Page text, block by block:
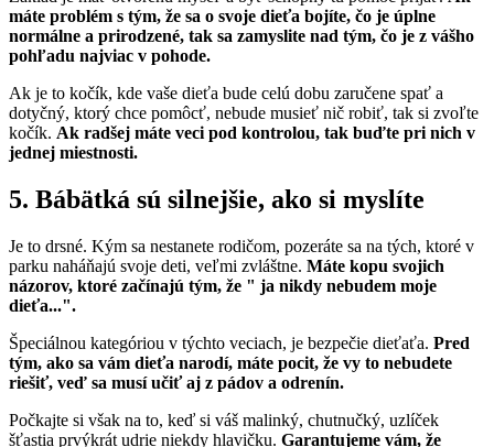
máte problém s tým, že sa o svoje dieťa bojíte, čo je úplne
normálne a prirodzené, tak sa zamyslite nad tým, čo je z vášho
pohľadu najviac v pohode.
Ak je to kočík, kde vaše dieťa bude celú dobu zaručene spať a
dotyčný, ktorý chce pomôcť, nebude musieť nič robiť, tak si zvoľte
kočík. Ak radšej máte veci pod kontrolou, tak buďte pri nich v
jednej miestnosti.
5. Bábätká sú silnejšie, ako si myslíte
Je to drsné. Kým sa nestanete rodičom, pozeráte sa na tých, ktoré v
parku naháňajú svoje deti, veľmi zvláštne. Máte kopu svojich
názorov, ktoré začínajú tým, že " ja nikdy nebudem moje
dieťa...".
Špeciálnou kategóriou v týchto veciach, je bezpečie dieťaťa. Pred
tým, ako sa vám dieťa narodí, máte pocit, že vy to nebudete
riešiť, veď sa musí učiť aj z pádov a odrenín.
Počkajte si však na to, keď si váš malinký, chutnučký, uzlíček
šťastia prvýkrát udrie niekdy hlavičku. Garantujeme vám, že